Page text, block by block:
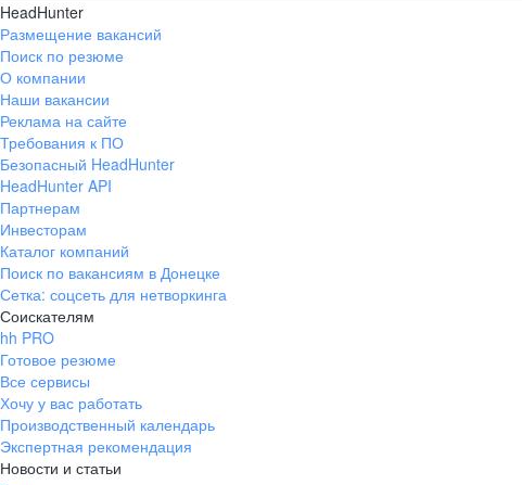
HeadHunter
Размещение вакансий
Поиск по резюме
О компании
Наши вакансии
Реклама на сайте
Требования к ПО
Безопасный HeadHunter
HeadHunter API
Партнерам
Инвесторам
Каталог компаний
Поиск по вакансиям в Донецке
Сетка: соцсеть для нетворкинга
Соискателям
hh PRO
Готовое резюме
Все сервисы
Хочу у вас работать
Производственный календарь
Экспертная рекомендация
Новости и статьи